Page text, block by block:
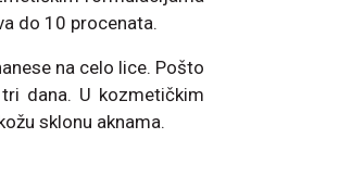
do 10 procenata.
na celo lice. Pošto
dana. U kozmetičkim
sklonu aknama.